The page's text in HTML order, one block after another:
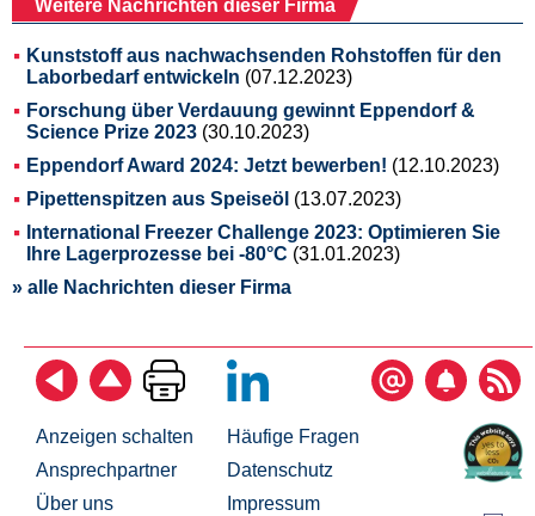
Weitere Nachrichten dieser Firma
Kunststoff aus nachwachsenden Rohstoffen für den
Laborbedarf entwickeln (07.12.2023)
Forschung über Verdauung gewinnt Eppendorf &
Science Prize 2023 (30.10.2023)
Eppendorf Award 2024: Jetzt bewerben! (12.10.2023)
Pipettenspitzen aus Speiseöl (13.07.2023)
International Freezer Challenge 2023: Optimieren Sie
Ihre Lagerprozesse bei -80°C (31.01.2023)
» alle Nachrichten dieser Firma
Anzeigen schalten
Ansprechpartner
Über uns
Häufige Fragen
Datenschutz
Impressum